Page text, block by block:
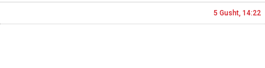
5 Gusht, 14:22